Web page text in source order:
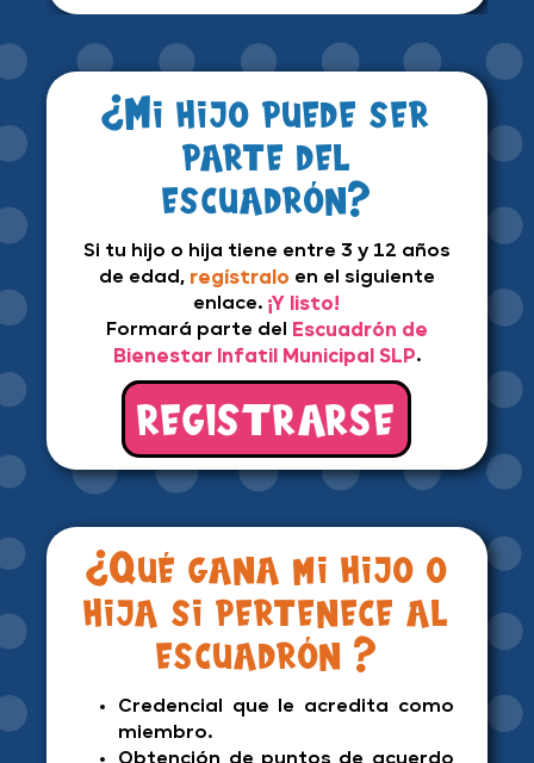
¿Mi hijo puede ser
parte del
escuadrón?
Si tu hijo o hija tiene entre 3 y 12 años
de edad, regístralo en el siguiente
enlace. ¡Y listo!
Formará parte del
Escuadrón de
Bienestar Infatil Municipal SLP.
REGISTRARSE
¿Qué gana mi hijo o
hija si pertenece al
escuadrón ?
Credencial que le acredita como
miembro.
Obtención de puntos de acuerdo